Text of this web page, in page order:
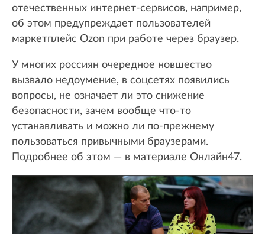
отечественных интернет-сервисов, например,
об этом предупреждает пользователей
маркетплейс Ozon при работе через браузер.
У многих россиян очередное новшество
вызвало недоумение, в соцсетях появились
вопросы, не означает ли это снижение
безопасности, зачем вообще что-то
устанавливать и можно ли по-прежнему
пользоваться привычными браузерами.
Подробнее об этом — в материале Онлайн47.